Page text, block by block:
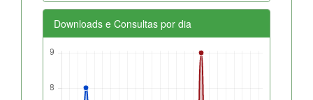
Downloads e Consultas por dia